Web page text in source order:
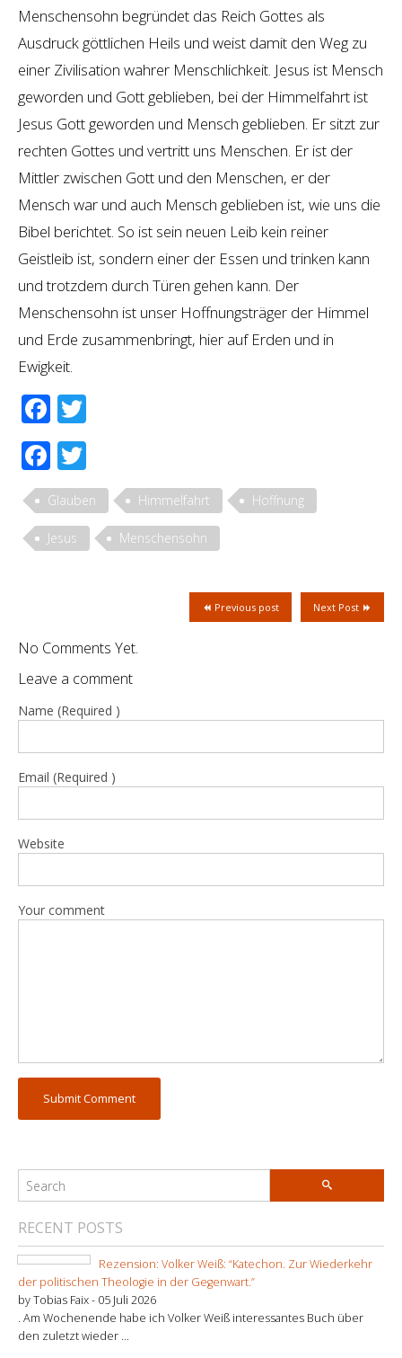
Menschensohn begründet das Reich Gottes als
Ausdruck göttlichen Heils und weist damit den Weg zu
einer Zivilisation wahrer Menschlichkeit. Jesus ist Mensch
geworden und Gott geblieben, bei der Himmelfahrt ist
Jesus Gott geworden und Mensch geblieben. Er sitzt zur
rechten Gottes und vertritt uns Menschen. Er ist der
Mittler zwischen Gott und den Menschen, er der
Mensch war und auch Mensch geblieben ist, wie uns die
Bibel berichtet. So ist sein neuen Leib kein reiner
Geistleib ist, sondern einer der Essen und trinken kann
und trotzdem durch Türen gehen kann. Der
Menschensohn ist unser Hoffnungsträger der Himmel
und Erde zusammenbringt, hier auf Erden und in
Ewigkeit.
Facebook
Facebook
Glauben Himmelfahrt Hoffnung
Jesus Menschensohn
Next Post
Previous post
No Comments Yet.
Leave a comment
Name (Required )
Email (Required )
Website
Your comment
RECENT POSTS
Rezension: Volker Weiß: “Katechon. Zur Wiederkehr
der politischen Theologie in der Gegenwart.”
by Tobias Faix - 05 Juli 2026
. Am Wochenende habe ich Volker Weiß interessantes Buch über
den zuletzt wieder ...